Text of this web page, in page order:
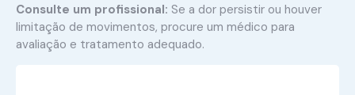
Consulte um profissional: Se a dor persistir ou houver
limitação de movimentos, procure um médico para
avaliação e tratamento adequado.